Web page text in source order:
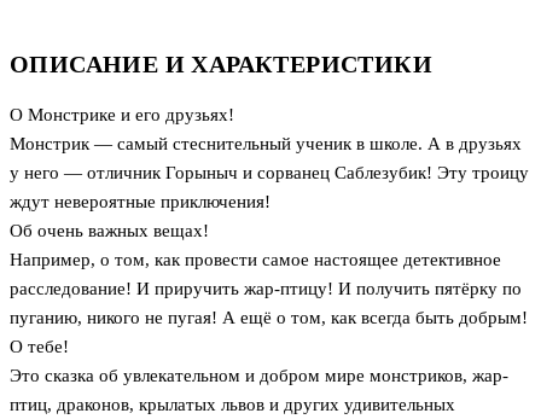
ОПИСАНИЕ И ХАРАКТЕРИСТИКИ
О Монстрике и его друзьях!
Монстрик — самый стеснительный ученик в школе. А в друзьях
у него — отличник Горыныч и сорванец Саблезубик! Эту троицу
ждут невероятные приключения!
Об очень важных вещах!
Например, о том, как провести самое настоящее детективное
расследование! И приручить жар-птицу! И получить пятёрку по
пуганию, никого не пугая! А ещё о том, как всегда быть добрым!
О тебе!
Это сказка об увлекательном и добром мире монстриков, жар-
птиц, драконов, крылатых львов и других удивительных